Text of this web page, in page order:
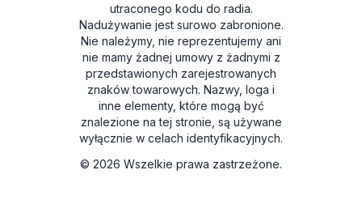
utraconego kodu do radia.
Nadużywanie jest surowo zabronione.
Nie należymy, nie reprezentujemy ani
nie mamy żadnej umowy z żadnymi z
przedstawionych zarejestrowanych
znaków towarowych. Nazwy, loga i
inne elementy, które mogą być
znalezione na tej stronie, są używane
wyłącznie w celach identyfikacyjnych.
© 2026 Wszelkie prawa zastrzeżone.